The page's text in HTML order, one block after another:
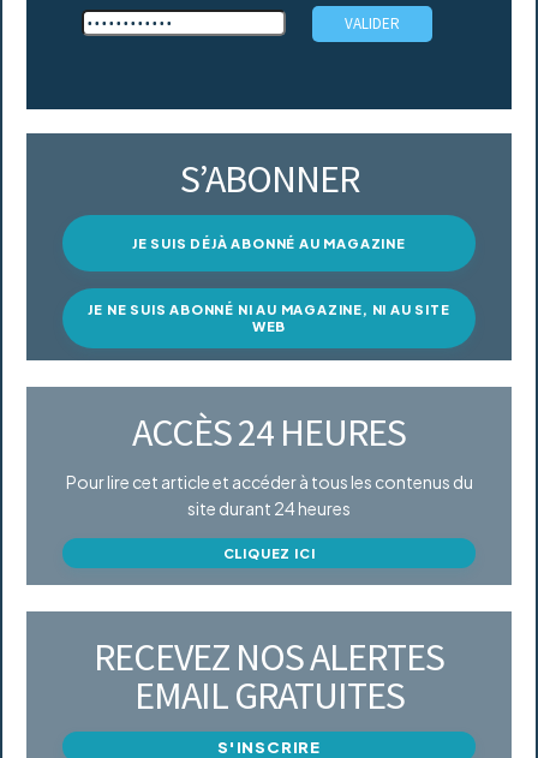
S’ABONNER
JE SUIS DÉJÀ ABONNÉ AU MAGAZINE
JE NE SUIS ABONNÉ NI AU MAGAZINE, NI AU SITE
WEB
ACCÈS 24 HEURES
Pour lire cet article et accéder à tous les contenus du
site durant 24 heures
CLIQUEZ ICI
RECEVEZ NOS ALERTES
EMAIL GRATUITES
S'INSCRIRE